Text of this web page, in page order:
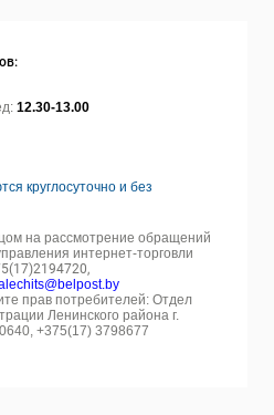
12.30-13.00
круглосуточно и без
на рассмотрение обращений
интернет-торговли
прав потребителей: Отдел
Ленинского района г.
+375(17) 3798677